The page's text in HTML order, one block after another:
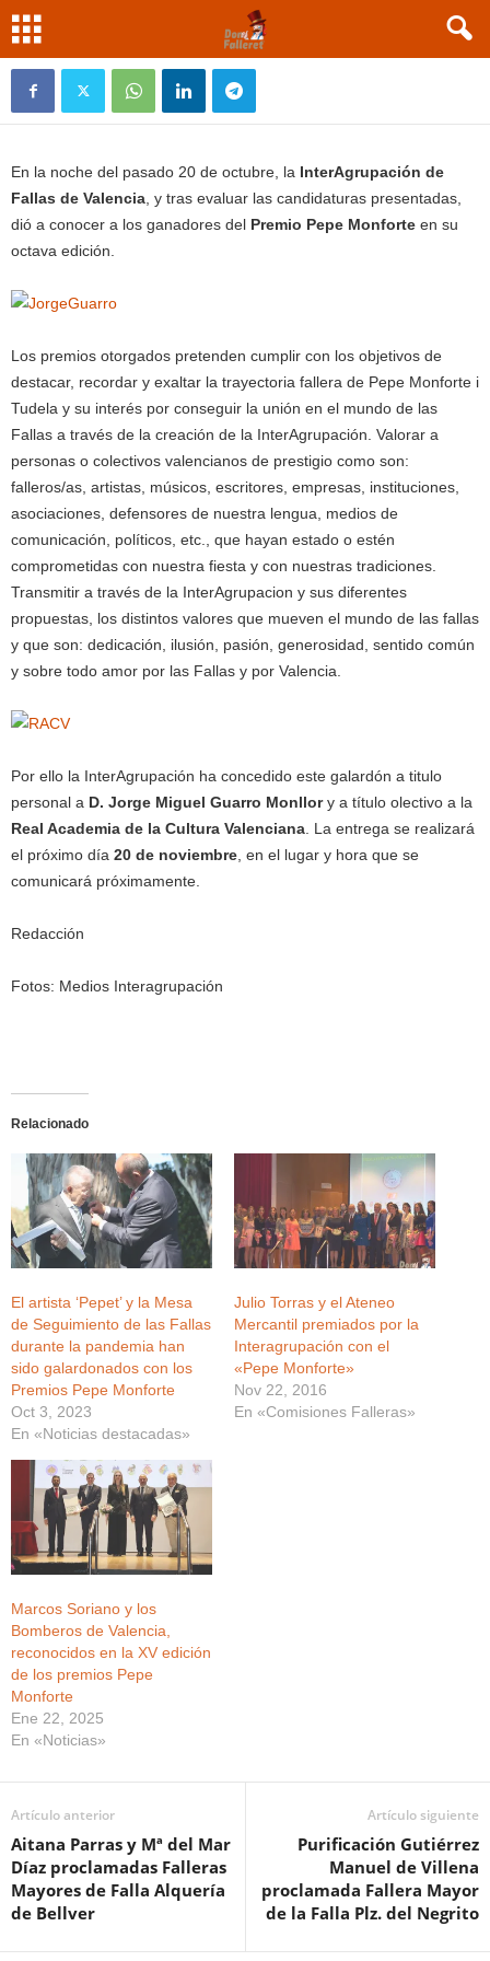
Jorge Guarro y la RACV premios Pepe Monforte
Oct 23, 2015
En la noche del pasado 20 de octubre, la InterAgrupación de
Fallas de Valencia , y tras evaluar las candidaturas presentadas,
dió a conocer a los ganadores del Premio Pepe Monforte en su
octava edición.
Los premios otorgados pretenden cumplir con los objetivos de
destacar, recordar y exaltar la trayectoria fallera de Pepe Monforte i
Tudela y su interés por conseguir la unión en el mundo de las
Fallas a través de la creación de la InterAgrupación. Valorar a
personas o colectivos valencianos de prestigio como son:
falleros/as, artistas, músicos, escritores, empresas, instituciones,
asociaciones, defensores de nuestra lengua, medios de
comunicación, políticos, etc., que hayan estado o estén
comprometidas con nuestra fiesta y con nuestras tradiciones.
Transmitir a través de la InterAgrupacion y sus diferentes
propuestas, los distintos valores que mueven el mundo de las fallas
y que son: dedicación, ilusión, pasión, generosidad, sentido común
y sobre todo amor por las Fallas y por Valencia.
Por ello la InterAgrupación ha concedido este galardón a titulo
personal a D. Jorge Miguel Guarro Monllory a título olectivo a la
Real Academia de la Cultura Valenciana . La entrega se realizará
el próximo día 20 de noviembre , en el lugar y hora que se
comunicará próximamente.
Redacción
Fotos: Medios Interagrupación
Relacionado
El artista ‘Pepet’ y la Mesa
de Seguimiento de las Fallas
durante la pandemia han
sido galardonados con los
Premios Pepe Monforte
Oct 3, 2023
En «Noticias destacadas»
Julio Torras y el Ateneo
Mercantil premiados por la
Interagrupación con el
«Pepe Monforte»
Nov 22, 2016
En «Comisiones Falleras»
Marcos Soriano y los
Bomberos de Valencia,
reconocidos en la XV edición
de los premios Pepe
Monforte
Ene 22, 2025
En «Noticias»
Artículo anterior
Aitana Parras y Mª del Mar
Díaz proclamadas Falleras
Mayores de Falla Alquería
de Bellver
Artículo siguiente
Purificación Gutiérrez
Manuel de Villena
proclamada Fallera Mayor
de la Falla Plz. del Negrito